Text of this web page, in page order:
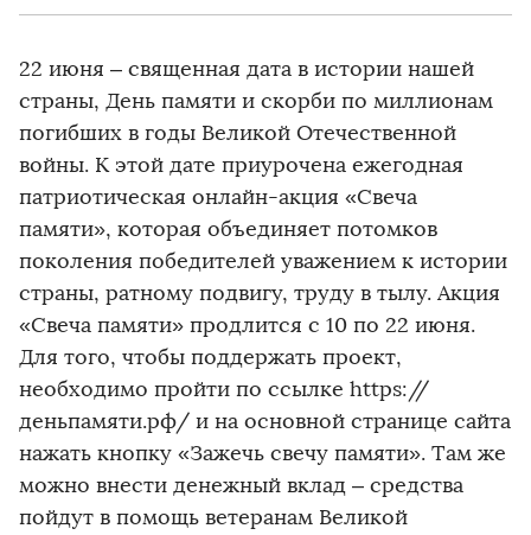
22 июня – священная дата в истории нашей
страны, День памяти и скорби по миллионам
погибших в годы Великой Отечественной
войны. К этой дате приурочена ежегодная
патриотическая онлайн-акция «Свеча
памяти», которая объединяет потомков
поколения победителей уважением к истории
страны, ратному подвигу, труду в тылу. Акция
«Свеча памяти» продлится с 10 по 22 июня.
Для того, чтобы поддержать проект,
необходимо пройти по ссылке https://
деньпамяти.рф/ и на основной странице сайта
нажать кнопку «Зажечь свечу памяти». Там же
можно внести денежный вклад – средства
пойдут в помощь ветеранам Великой